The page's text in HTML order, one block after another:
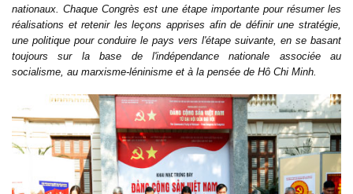
nationaux. Chaque Congrès est une étape importante pour résumer les
réalisations et retenir les leçons apprises afin de définir une stratégie,
une politique pour conduire le pays vers l'étape suivante, en se basant
toujours sur la base de l'indépendance nationale associée au
socialisme, au marxisme-léninisme et à la pensée de Hô Chi Minh.